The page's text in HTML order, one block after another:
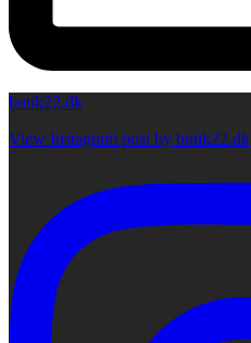
butik22.dk
View Instagram post by butik22.dk